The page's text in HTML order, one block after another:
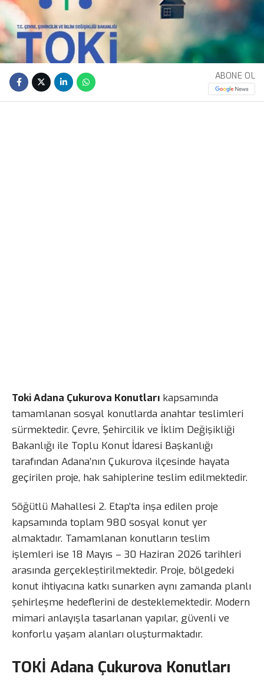
ABONE OL
Toki Adana Çukurova Konutları kapsamında
tamamlanan sosyal konutlarda anahtar teslimleri
sürmektedir. Çevre, Şehircilik ve İklim Değişikliği
Bakanlığı ile Toplu Konut İdaresi Başkanlığı
tarafından Adana’nın Çukurova ilçesinde hayata
geçirilen proje, hak sahiplerine teslim edilmektedir.
Söğütlü Mahallesi 2. Etap’ta inşa edilen proje
kapsamında toplam 980 sosyal konut yer
almaktadır. Tamamlanan konutların teslim
işlemleri ise 18 Mayıs – 30 Haziran 2026 tarihleri
arasında gerçekleştirilmektedir. Proje, bölgedeki
konut ihtiyacına katkı sunarken aynı zamanda planlı
şehirleşme hedeflerini de desteklemektedir. Modern
mimari anlayışla tasarlanan yapılar, güvenli ve
konforlu yaşam alanları oluşturmaktadır.
TOKİ Adana Çukurova Konutları